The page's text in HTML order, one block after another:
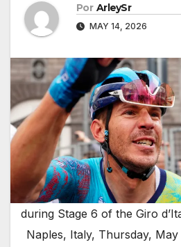
Por ArleySr
MAY 14, 2026
during Stage 6 of the Giro
Naples, Italy, Thursday,